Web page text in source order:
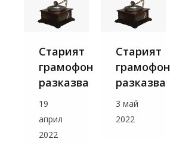
Старият
грамофон
разказва
19
април
2022
Старият
грамофон
разказва
3 май
2022